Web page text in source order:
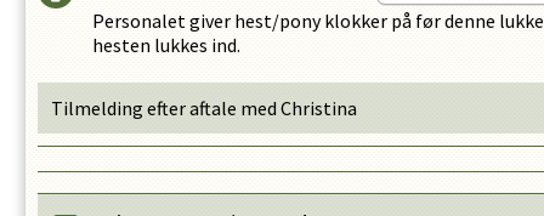
OPRET EN PROFIL
Personalet giver hest/pony klokker på før denne
hesten lukkes ind.
Tilmelding efter aftale med Christina